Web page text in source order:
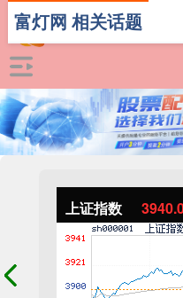
上证指数
富灯网 相关话题